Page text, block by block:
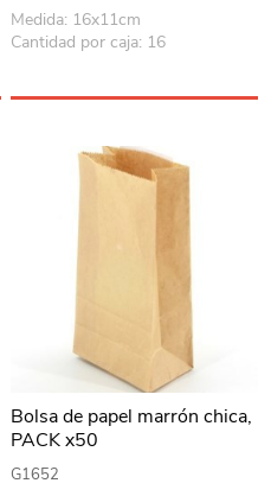
Medida: 16x11cm
Cantidad por caja: 16
Bolsa de papel marrón chica,
PACK x50
G1652